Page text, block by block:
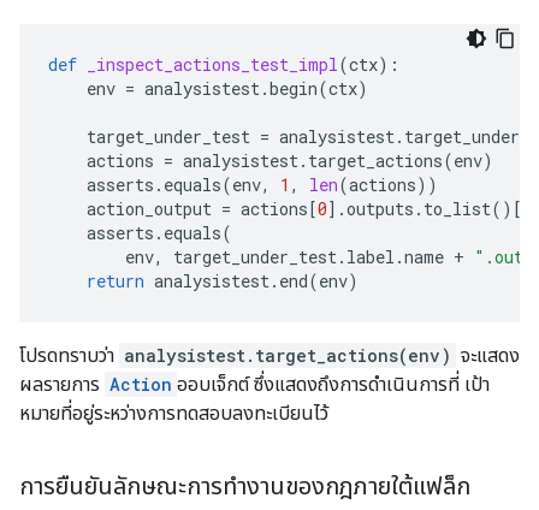
def _inspect_actions_test_impl(ctx):
env = analysistest.begin(ctx)
target_under_test = analysistest.
actions = analysistest. target_actions(env)
asserts . equals(env, 1 , len(actions))
action_output = actions[0] .outputs . to_list()[
asserts . equals(
env, target_under_test. label .name + ".out"
return analysistest. end(env)
โปรดทราบว่า analysistest.target_actions(env) จะแสดง
ผลรายการ Action ออบเจ็กต์ ซึ่งแสดงถึงการดำเนินการที่ เป้า
หมายที่อยู่ระหว่างการทดสอบลงทะเบียนไว้
การยืนยันลักษณะการทำงานของกฎภายใต้แฟล็ก